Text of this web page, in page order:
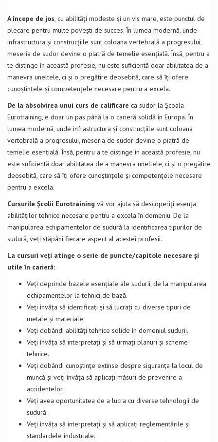
A începe de jos, cu abilități modeste și un vis mare, este punctul de
plecare pentru multe povești de succes. În lumea modernă, unde
infrastructura și construcțiile sunt coloana vertebrală a progresului,
meseria de sudor devine o piatră de temelie esențială. Însă, pentru a
te distinge în această profesie, nu este suficientă doar abilitatea de a
manevra uneltele, ci și o pregătire deosebită, care să îți ofere
cunoștințele și competențele necesare pentru a excela.
De la absolvirea unui curs de calificare ca sudor la Școala
Eurotraining, e doar un pas până la o carieră solidă în Europa. În
lumea modernă, unde infrastructura și construcțiile sunt coloana
vertebrală a progresului, meseria de sudor devine o piatră de
temelie esențială. Însă, pentru a te distinge în această profesie, nu
este suficientă doar abilitatea de a manevra uneltele, ci și o pregătire
deosebită, care să îți ofere cunoștințele și competențele necesare
pentru a excela.
Cursurile Școlii Eurotraining vă vor ajuta să descoperiți esența
abilităților tehnice necesare pentru a excela în domeniu. De la
manipularea echipamentelor de sudură la identificarea tipurilor de
sudură, veți stăpâni fiecare aspect al acestei profesii.
La cursuri veți atinge o serie de puncte/capitole necesare și
utile în carieră:
Veți deprinde bazele esențiale ale sudurii, de la manipularea
echipamentelor la tehnici de bază.
Veți învăța să identificați și să lucrați cu diverse tipuri de
metale și materiale.
Veți dobândi abilități tehnice solide în domeniul sudurii.
Veți învăța să interpretați și să urmați planuri și scheme
tehnice.
Veți dobândi cunoștințe extinse despre siguranța la locul de
muncă și veți învăța să aplicați măsuri de prevenire a
accidentelor.
Veți avea oportunitatea de a lucra cu diverse tehnologii de
sudură.
Veți învăța să interpretați și să aplicați reglementările și
standardele industriale.